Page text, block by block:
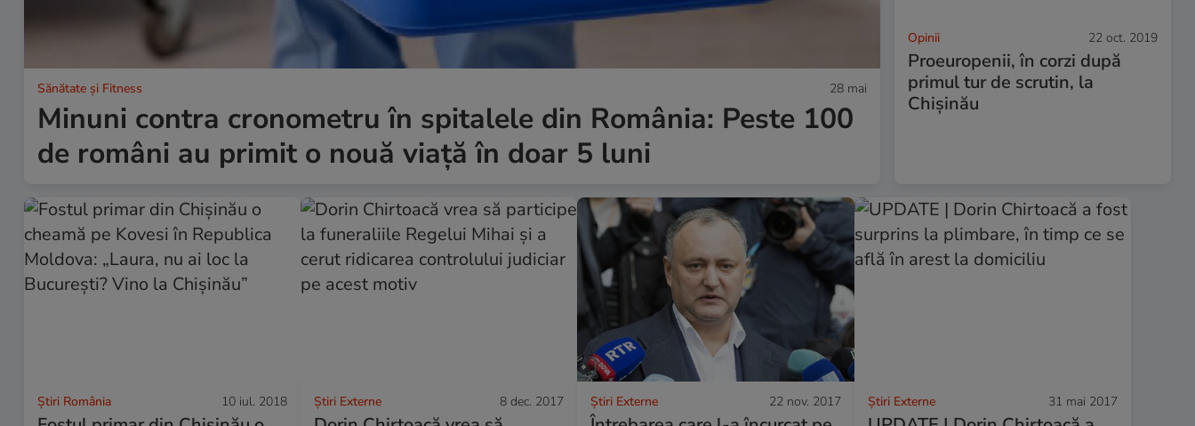
Sănătate și Fitness 28 mai
Minuni contra cronometru în spitalele din România: Peste 100
de români au primit o nouă viață în doar 5 luni
Opinii 22 oct. 2019
Proeuropenii, în corzi după
primul tur de scrutin, la
Chișinău
Știri România 10 iul. 2018 Știri Externe 8 dec. 2017 Știri Externe 22 nov. 2017 Știri Externe 31 mai 2017